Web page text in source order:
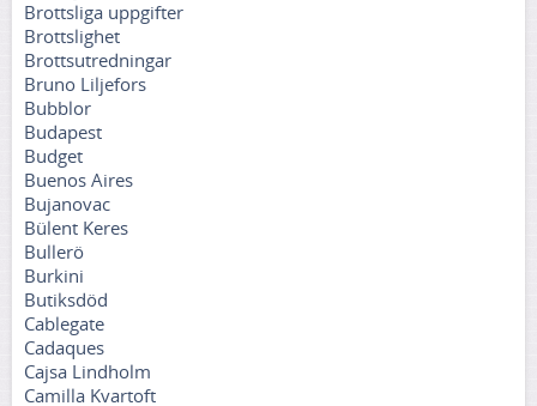
Brottsliga uppgifter
Brottslighet
Brottsutredningar
Bruno Liljefors
Bubblor
Budapest
Budget
Buenos Aires
Bujanovac
Bülent Keres
Bullerö
Burkini
Butiksdöd
Cablegate
Cadaques
Cajsa Lindholm
Camilla Kvartoft